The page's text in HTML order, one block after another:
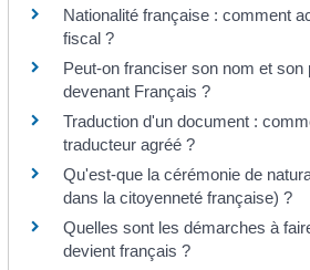
Nationalité française : comment
fiscal ?
Peut-on franciser son nom et son
devenant Français ?
Traduction d'un document :
traducteur agréé ?
Qu'est-que la cérémonie de
dans la citoyenneté française) ?
Quelles sont les démarches à
devient français ?